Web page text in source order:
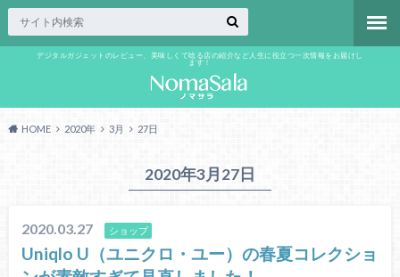
デジタルガジェットのレビュー、美味しくて唸る店の紹介など人生に役立つ一次情報をお届けし
ます！
HOME 2020年 3月 27日
2020年3月27日
2020.03.27 ショップ
Uniqlo U（ユニクロ・ユー）の春夏コレクショ